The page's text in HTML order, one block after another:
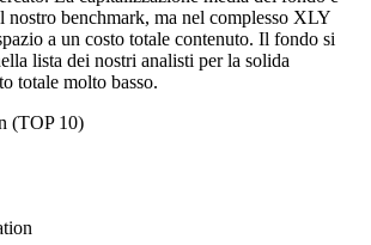
nostro benchmark, ma nel complesso XLY
a un costo totale contenuto. Il fondo si
lista dei nostri analisti per la solida
totale molto basso.
(TOP 10)